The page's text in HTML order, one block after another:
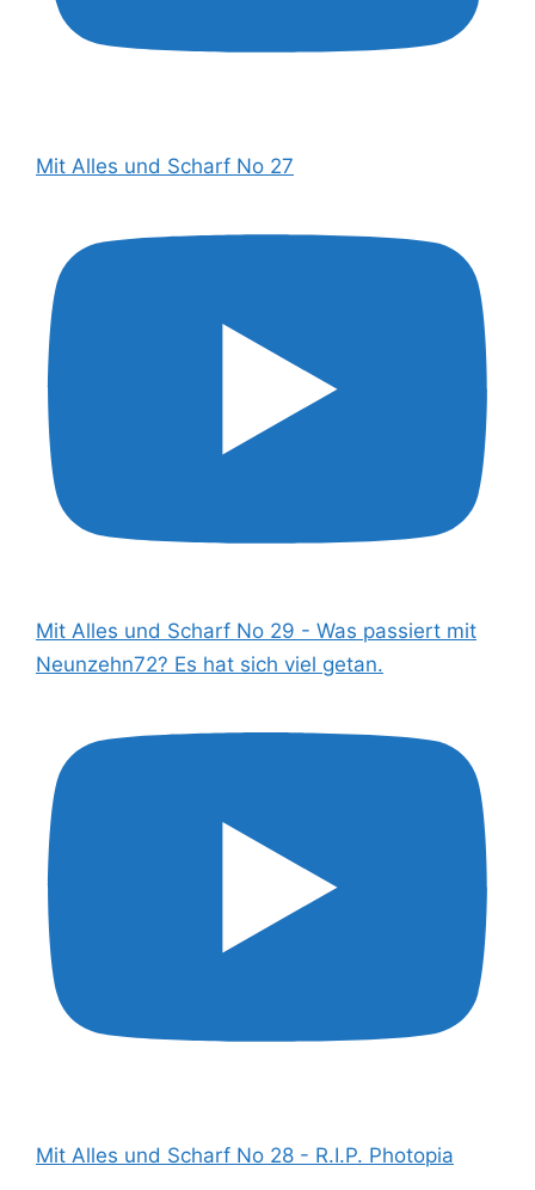
Mit Alles und Scharf No 27
Mit Alles und Scharf No 29 - Was passiert mit
Neunzehn72? Es hat sich viel getan.
Mit Alles und Scharf No 28 - R.I.P. Photopia